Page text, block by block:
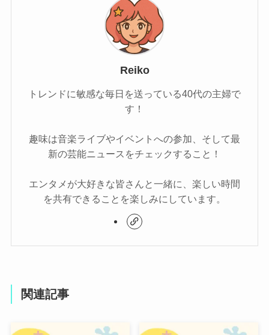
Reiko
トレンドに敏感な毎日を送っている40代の主婦で
す！
趣味は音楽ライブやイベントへの参加、そして最
新の芸能ニュースをチェックすること！
エンタメが大好きな皆さんと一緒に、楽しい時間
を共有できることを楽しみにしています。
関連記事